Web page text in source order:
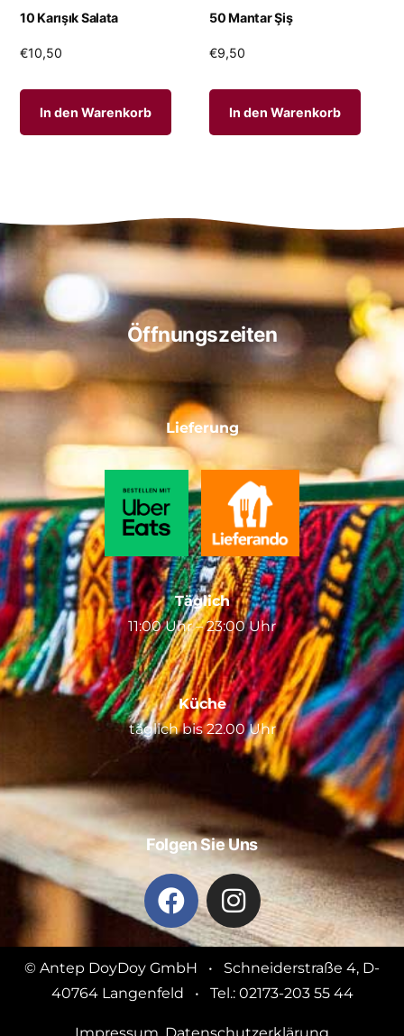
10 Karışık Salata
€10,50
In den Warenkorb
50 Mantar Şiş
€9,50
In den Warenkorb
Öffnungszeiten
Lieferung
Täglich
11:00 Uhr – 23:00 Uhr
Küche
täglich bis 22.00 Uhr
Folgen Sie Uns
© Antep DoyDoy GmbH • Schneiderstraße 4, D-
40764 Langenfeld • Tel.: 02173-203 55 44